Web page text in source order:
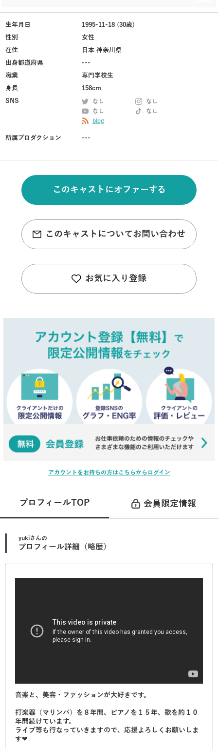
生年月日
1995-11-18 (30歳)
性別
女性
在住
日本 神奈川県
出身都道府県
---
職業
専門学校生
身長
158cm
SNS
なし
なし
なし
なし
blog
所属プロダクション ---
このキャストにオファーする
このキャストについてお問い合わせ
お気に入り登録
アカウントをお持ちの方はこちらからログイン
プロフィールTOP 会員限定情報
yukiさんの
プロフィール詳細（略歴）
音楽と、美容・ファッションが大好きです。
打楽器（マリンバ）を８年間、ピアノを１５年、歌を約１０
年間続けています。
ライブ等も行なっていきますので、応援よろしくお願いしま
す❤︎